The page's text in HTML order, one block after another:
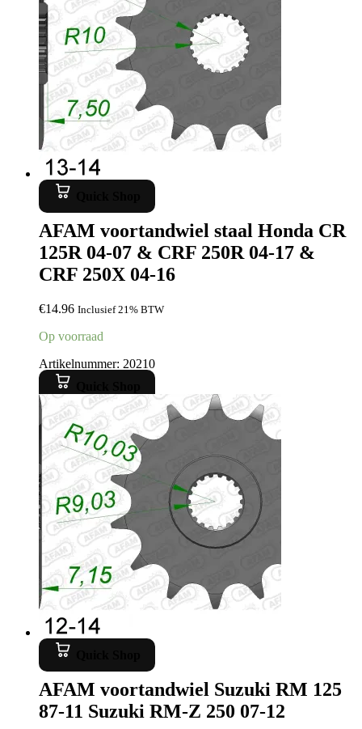
AFAM voortandwiel staal Honda CR
125R 04-07 & CRF 250R 04-17 &
CRF 250X 04-16
€14.96 Inclusief 21% BTW
Op voorraad
Artikelnummer: 20210
AFAM voortandwiel Suzuki RM 125
87-11 Suzuki RM-Z 250 07-12